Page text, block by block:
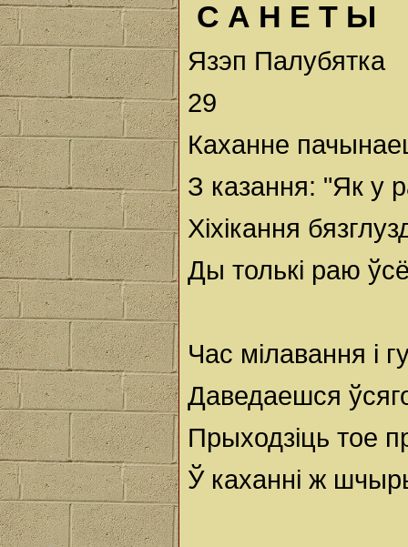
С А Н Е Т Ы
Язэп Палубятка
29
Каханне
З казання: "Як у
Хіхікання
Ды толькі раю
Час мілавання і
Даведаешся
Прыходзіць тое
Ў каханні ж